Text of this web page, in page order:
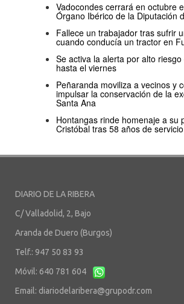
Vadocondes cerrará en octubre
Órgano Ibérico de la Diputación
Fallece un trabajador tras sufrir
cuando conducía un tractor en
Se activa la alerta por alto
hasta el viernes
Peñaranda moviliza a vecinos y
impulsar la conservación de la
Santa Ana
Hontangas rinde homenaje a su
Cristóbal tras 58 años de servicio
DIARIO DE LA RIBERA
C/ Valladolid, 2, Bajo
Aranda de Duero (Burgos)
Telf.: 947 50 83 93
Móvil: 640 781 604
Email: diariodelaribera@grupodr.com